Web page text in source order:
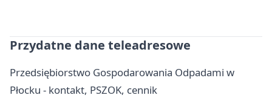
Przydatne dane teleadresowe
Przedsiębiorstwo Gospodarowania Odpadami w
Płocku - kontakt, PSZOK, cennik